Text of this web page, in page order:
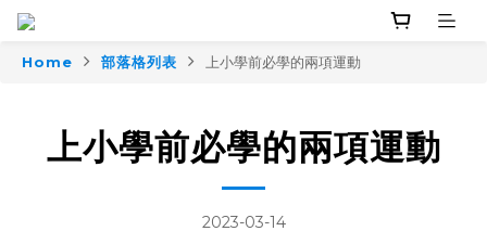
Home 部落格列表 上小學前必學的兩項運動
上小學前必學的兩項運動
2023-03-14